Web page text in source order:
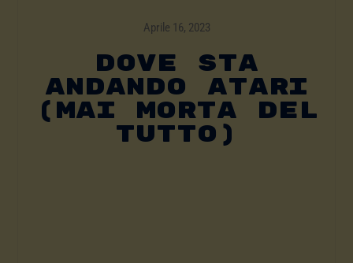
Aprile 16, 2023
DOVE STA
ANDANDO ATARI
(MAI MORTA DEL
TUTTO)